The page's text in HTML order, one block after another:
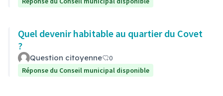
Quel devenir habitable au quartier du Covet
?
Question citoyenne
0
Réponse du Conseil municipal disponible